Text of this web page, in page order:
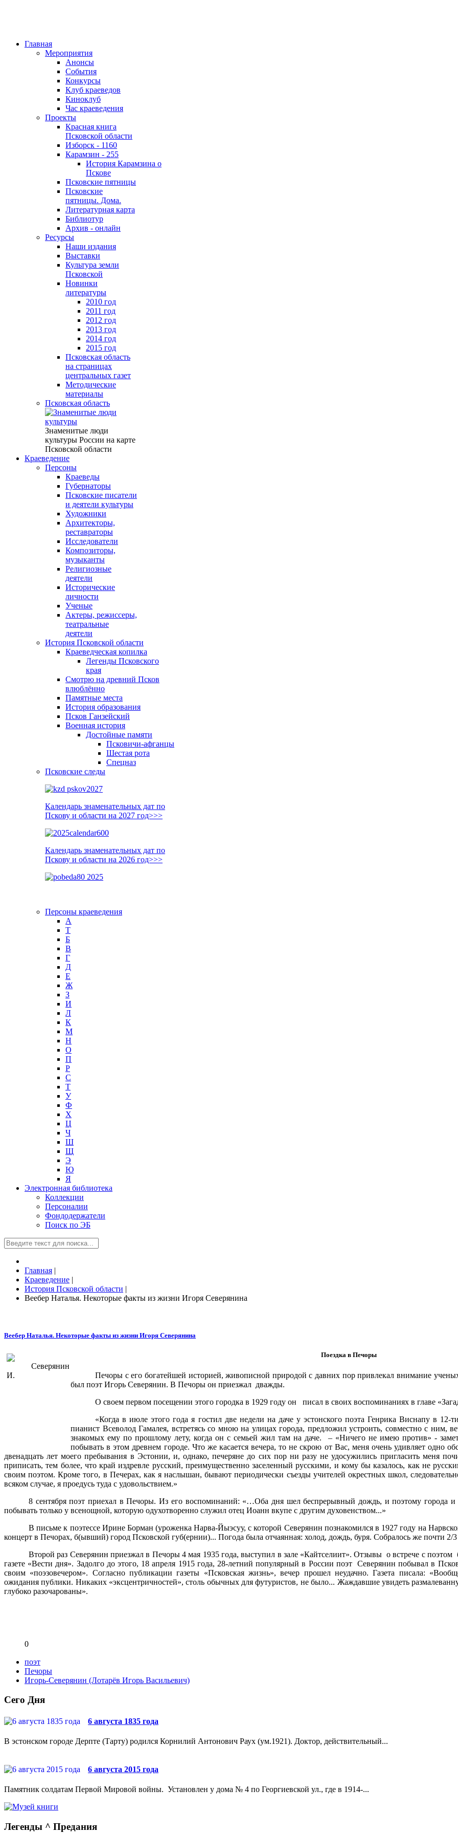
Главная
Мероприятия
Анонсы
События
Конкурсы
Клуб краеведов
Киноклуб
Час краеведения
Проекты
Красная книга
Псковской области
Изборск - 1160
Карамзин - 255
История Карамзина о
Пскове
Псковские пятницы
Псковские
пятницы. Дома.
Литературная карта
Библиотур
Архив - онлайн
Ресурсы
Наши издания
Выставки
Культура земли
Псковской
Новинки
литературы
2010 год
2011 год
2012 год
2013 год
2014 год
2015 год
Псковская область
на страницах
центральных газет
Методические
материалы
Псковская область
Знаменитые люди
культуры России на карте
Псковской области
Краеведение
Персоны
Краеведы
Губернаторы
Псковские писатели
и деятели культуры
Художники
Архитекторы,
реставраторы
Исследователи
Композиторы,
музыканты
Религиозные
деятели
Исторические
личности
Ученые
Актеры, режиссеры,
театральные
деятели
История Псковской области
Краеведческая копилка
Легенды Псковского
края
Смотрю на древний Псков
влюблённо
Памятные места
История образования
Псков Ганзейский
Военная история
Достойные памяти
Псковичи-афганцы
Шестая рота
Спецназ
Псковские следы
Календарь знаменательных дат по
Пскову и области на 2027 год>>>
Календарь знаменательных дат по
Пскову и области на 2026 год>>>
Персоны краеведения
А
T
Б
В
Г
Д
Е
Ж
З
И
Л
К
М
Н
О
П
Р
С
Т
У
Ф
Х
Ц
Ч
Ш
Щ
Э
Ю
Я
Электронная библиотека
Коллекции
Персоналии
Фондодержатели
Поиск по ЭБ
Главная |
Краеведение |
История Псковской области |
Веебер Наталья. Некоторые факты из жизни Игоря Северянина
Веебер Наталья. Некоторые факты из жизни Игоря Северянина
Поездка в Печоры
Печоры с его богатейшей историей, живописной природой с давних пор привлекал внимание
был поэт Игорь Северянин. В Печоры он приезжал дважды.
О своем первом посещении этого городка в 1929 году он писал в своих воспоминаниях в главе
«Когда в июле этого года я гостил две недели на даче у эстонского поэта Генрика Виснапу в 12-
пианист Всеволод Гамалея, встретясь со мною на улицах города, предложил устроить, совместно с ним,
знакомых ему по прошлому лету, когда он с семьей жил там на даче. – «Ничего не имею против» -
побывать в этом древнем городе. Что же касается вечера, то не скрою от Вас, меня очень удивляет одно
двенадцать лет моего пребывания в Эстонии, и, однако, печеряне до сих пор ни разу не удосужились пригласить меня
приписать, тем более, что край издревле русский, преимущественно заселенный русскими, и кому бы казалось, как не
своим поэтом. Кроме того, в Печерах, как я наслышан, бывают периодически съезды учителей окрестных школ,
всяком случае, я проедусь туда с удовольствием.»
8 сентября поэт приехал в Печоры. Из его воспоминаний: «…Оба дня шел беспрерывный дождь, и поэтому города
побывать только у всенощной, которую одухотворенно служил отец Иоанн вкупе с другим духовенством...»
В письме к поэтессе Ирине Борман (уроженка Нарва-Йыэсуу, с которой Северянин познакомился в 1927 году на
концерт в Печорах, б(ывший) город Псковской губ(ернии)... Погода была отчаянная: холод, дождь, буря. Собралось же почти 2/
Второй раз Северянин приезжал в Печоры 4 мая 1935 года, выступил в зале «Кайтселиит». Отзывы о встрече с поэтом
газете «Вести дня». Задолго до этого, 18 апреля 1915 года, 28-летний популярный в России поэт Северянин побывал в
своим «поэзовечером». Согласно публикации газеты «Псковская жизнь», вечер прошел неудачно. Газета писала:
ожидания публики. Никаких «эксцентричностей», столь обычных для футуристов, не было... Жаждавшие увидеть
глубоко разочарованы».
0
поэт
Печоры
Игорь-Северянин (Лотарёв Игорь Васильевич)
Сего Дня
6 августа 1835 года
В эстонском городе Дерпте (Тарту) родился Корнилий Антонович Раух (ум.1921). Доктор, действительный...
6 августа 2015 года
Памятник солдатам Первой Мировой войны. Установлен у дома № 4 по Георгиевской ул., где в 1914-...
Легенды ^ Предания